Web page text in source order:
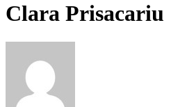
Clara Prisacariu